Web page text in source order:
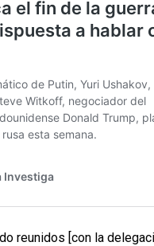
reunidos [con la